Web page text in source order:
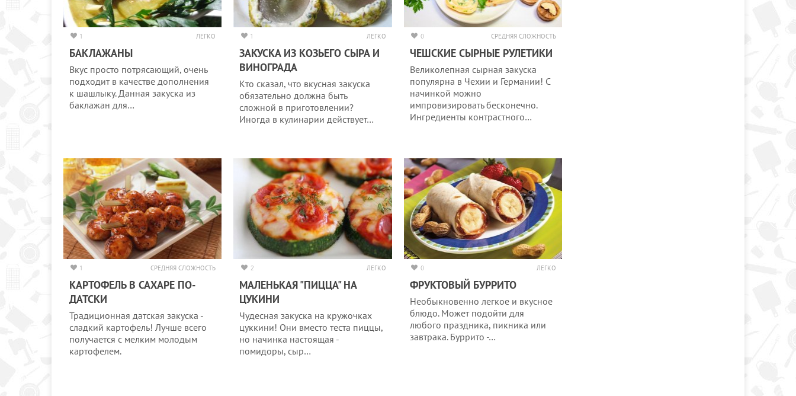
1 ЛЕГКО
БАКЛАЖАНЫ
Вкус просто потрясающий, очень
подходит в качестве дополнения
к шашлыку. Данная закуска из
баклажан для…
1 ЛЕГКО
ЗАКУСКА ИЗ КОЗЬЕГО СЫРА И
ВИНОГРАДА
Кто сказал, что вкусная закуска
обязательно должна быть
сложной в приготовлении?
Иногда в кулинарии действует…
0 СРЕДНЯЯ СЛОЖНОСТЬ
ЧЕШСКИЕ СЫРНЫЕ РУЛЕТИКИ
Великолепная сырная закуска
популярна в Чехии и Германии! С
начинкой можно
импровизировать бесконечно.
Ингредиенты контрастного…
1 СРЕДНЯЯ СЛОЖНОСТЬ
КАРТОФЕЛЬ В САХАРЕ ПО-
ДАТСКИ
Традиционная датская закуска -
сладкий картофель! Лучше всего
получается с мелким молодым
картофелем.
2 ЛЕГКО
МАЛЕНЬКАЯ "ПИЦЦА" НА
ЦУКИНИ
Чудесная закуска на кружочках
цуккини! Они вместо теста пиццы,
но начинка настоящая -
помидоры, сыр…
0 ЛЕГКО
ФРУКТОВЫЙ БУРРИТО
Необыкновенно легкое и вкусное
блюдо. Может подойти для
любого праздника, пикника или
завтрака. Буррито -…